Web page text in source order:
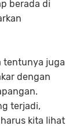
berada di
tentunya juga
dengan
terjadi,
kita lihat